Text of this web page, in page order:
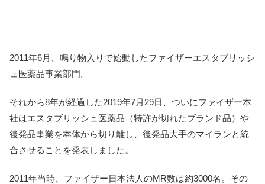
2011年6月、鳴り物入りで始動したファイザーエスタブリッシ
ュ医薬品事業部門。
それから8年が経過した2019年7月29日、ついにファイザー本
社はエスタブリッシュ医薬品（特許が切れたブランド品）や
後発品事業を本体から切り離し、後発品大手のマイランと統
合させることを発表しました。
2011年当時、ファイザー日本法人のMR数は約3000名。その